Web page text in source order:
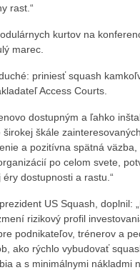
rast.“
kurtov na
marec.
priniesť squash
Access Courts.
dostupným a ľahko
škále
a pozitívna spätná väzba,
po celom svete,
dostupnosti a rastu.“
US Squash, doplnil:
rizikový profil
podnikateľov, trénerov a
ako rýchlo vybudovať
a s minimálnymi nákladmi